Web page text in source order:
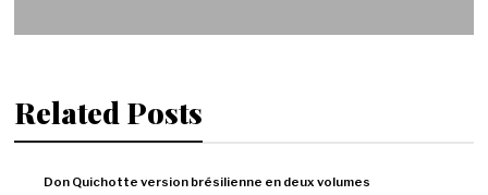
Related Posts
Don Quichotte version brésilienne en deux volumes